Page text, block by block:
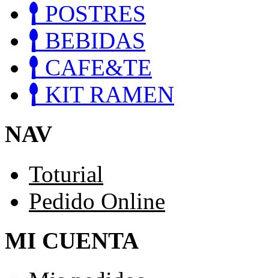
POSTRES
BEBIDAS
CAFE&TE
KIT RAMEN
NAV
Toturial
Pedido Online
MI CUENTA